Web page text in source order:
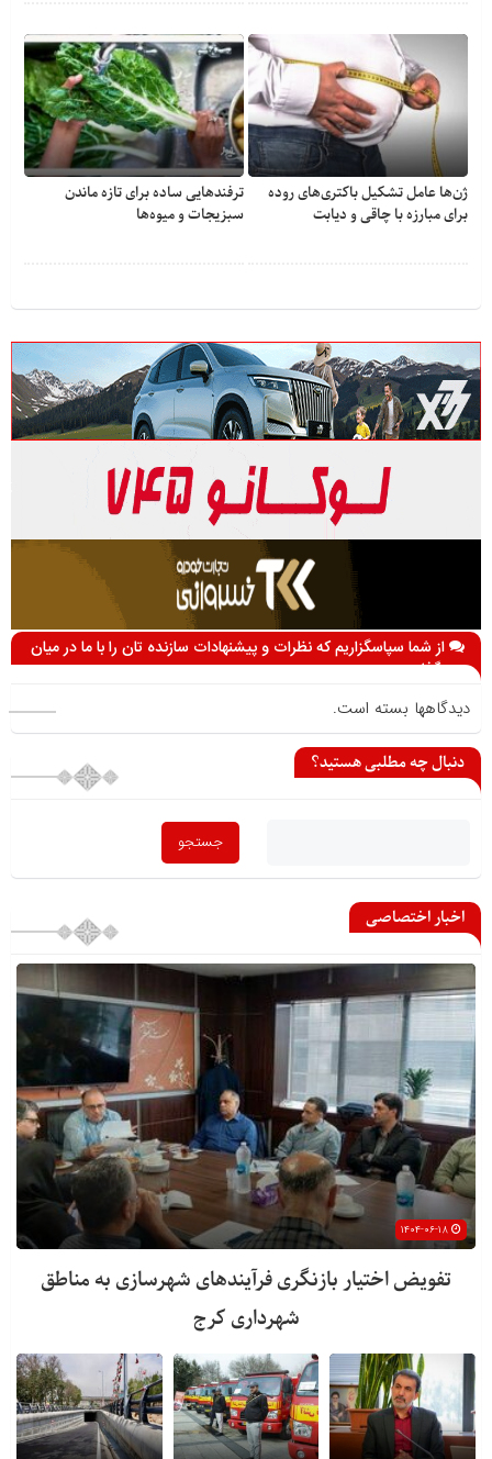
ژن‌ها عامل تشکیل باکتری‌های روده
برای مبارزه با چاقی و دیابت
ترفندهایی ساده برای تازه ماندن
سبزیجات و میوه‌ها
از شما سپاسگزاریم که نظرات و پیشنهادات سازنده تان را با ما در میان
می گذارید
دیدگاهها بسته است.
دنبال چه مطلبی هستید؟
اخبار اختصاصی
تفویض اختیار بازنگری فرآیندهای شهرسازی به مناطق
شهرداری کرج